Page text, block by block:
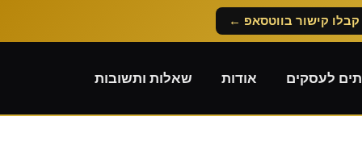
קבלו קישור בווטסאפ ←
לעסקים אודות שאלות ותשובות